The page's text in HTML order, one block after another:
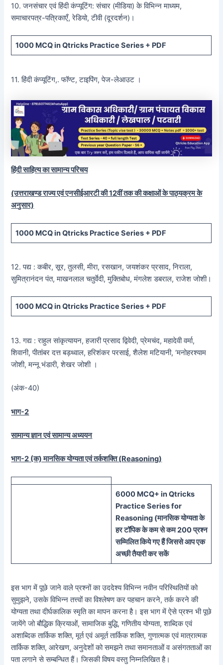
10. जनसंचार एवं हिंदी कंप्यूटिंग: संचार (मीडिया) के विभिन्न माध्यम,
समाचारपत्र-पत्रिकाएँ, रेडियो, टीवी (दूरदर्शन)।
1000 MCQin Qtricks Practice Series + PDF
11. हिंदी कंप्यूटिंग,. फॉण्ट, टाइपिंग, पेज-लेआउट ।
हिंदी साहित्य का सामान्य परिचय
(उत्तराखण्ड राज्य एवं एनसीईआरटी की 12वीं तक की कक्षाओं के पाठ्यक्रम के
अनुसार)
1000 MCQin Qtricks Practice Series + PDF
12. पद्य : कबीर, सूर, तुलसी, मीरा, रसखान, जयशंकर प्रसाद, निराला,
सुमित्रानंदन पंत, माखनलाल चतुर्वेदी, मुक्तिबोध, मंगलेश डबराल, राजेश जोशी।
1000 MCQin Qtricks Practice Series + PDF
13. गद्य : राहुल सांकृत्यायन, हजारी प्रसाद द्विवेदी, प्रेमचंद, महादेवी वर्मा,
शिवानी, पीतांबर दत्त बड़थ्वाल, हरिशंकर परसाई, शैलेश मटियानी, ‘मनोहरश्याम
जोशी, मन्नू भंडारी, शेखर जोशी ।
(अंक-40)
भाग-2
सामान्य ज्ञान एवं सामान्य अध्ययन
भाग-2 (क) मानसिक योग्यता एवं तर्कशक्ति (Reasoning)
6000 MCQ+ inQtricks
Practice Seriesfor
Reasoning (मानसिकयोग्यता के
हर टॉपिक के कम से कम 200 प्रश्न
सम्मिलित किये गए हैं जिससे आप एक
अच्छी तैयारी कर सकें
इस भाग में पूछे जाने वाले प्रश्नों का उददेश्य विभिन्न नवीन परिस्थितियों को
सुमुझने, उसके विभिन्न तत्त्वों का विश्लेषण कर पहचान करने, तर्क करने की
योग्यता तथा दीर्घकालिक स्मृति का मापन करना है। इस भाग में ऐसे प्रश्न भी पूछे
जायेंगे जो बौद्धिक क्रियाओं, सामाजिक बुद्धि, गणितीय योग्यता, शाब्दिक एवं
अशाब्दिक तार्किक शक्ति, मूर्त एवं अमूर्त तार्किक शक्ति, गुणात्मक एवं मात्रात्मक
तार्किक शक्ति, आरेखण, अनुदेशों को समझने तथा समानताओं व असंगतताओं का
पता लगाने से सम्बन्धित हैं। जिसकी विषय वस्तु निम्नलिखित है।